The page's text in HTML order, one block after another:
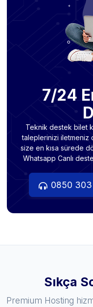
7/24
Teknik destek bilet
taleplerinizi iletmeniz
size en kısa sürede
Whatsapp Canlı
0850 303
Sıkça
Premium Hosting